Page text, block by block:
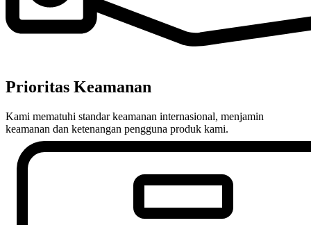
Prioritas Keamanan
Kami mematuhi standar keamanan internasional, menjamin
keamanan dan ketenangan pengguna produk kami.